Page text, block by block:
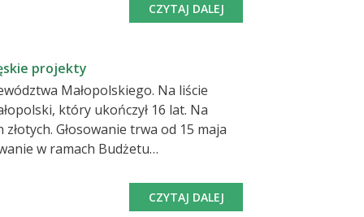
wglądu. O terminie
CZYTAJ DALEJ
projekty
Małopolskiego. Na liście
który ukończył 16 lat. Na
Głosowanie trwa od 15 maja
zrealizowane w kolejnych latach.
511 projektów, które znacząco
CZYTAJ DALEJ